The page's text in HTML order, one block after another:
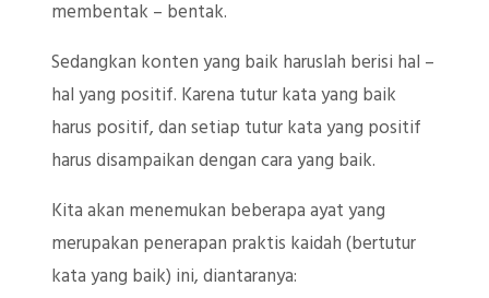
membentak – bentak.
Sedangkan konten yang baik haruslah berisi hal –
hal yang positif. Karena tutur kata yang baik
harus positif, dan setiap tutur kata yang positif
harus disampaikan dengan cara yang baik.
Kita akan menemukan beberapa ayat yang
merupakan penerapan praktis kaidah (bertutur
kata yang baik) ini, diantaranya: